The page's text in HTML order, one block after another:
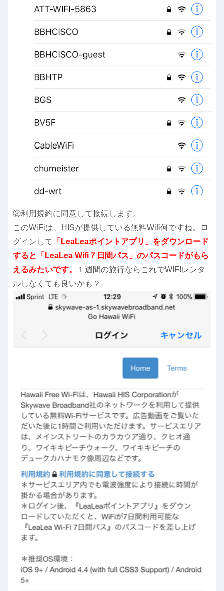
②利用規約に同意して接続します。
このWiFiは、HISが提供している無料Wifi何ですね。ロ
グインして
「LeaLeaポイントアプリ」をダウンロード
すると「LeaLea Wifi７日間パス」のパスコードがもら
えるみたいです。
１週間の旅行ならこれでWIFIレンタ
ルしなくても良いかも？